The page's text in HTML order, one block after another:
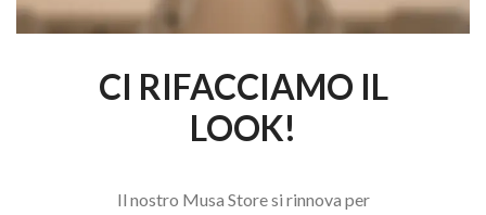
CI RIFACCIAMO IL
LOOK!
Il nostro Musa Store si rinnova per